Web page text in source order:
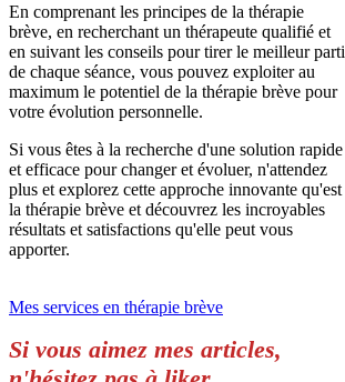
En comprenant les principes de la thérapie
brève, en recherchant un thérapeute qualifié et
en suivant les conseils pour tirer le meilleur parti
de chaque séance, vous pouvez exploiter au
maximum le potentiel de la thérapie brève pour
votre évolution personnelle.
Si vous êtes à la recherche d'une solution rapide
et efficace pour changer et évoluer, n'attendez
plus et explorez cette approche innovante qu'est
la thérapie brève et découvrez les incroyables
résultats et satisfactions qu'elle peut vous
apporter.
Mes services en thérapie brève
Si vous aimez mes articles,